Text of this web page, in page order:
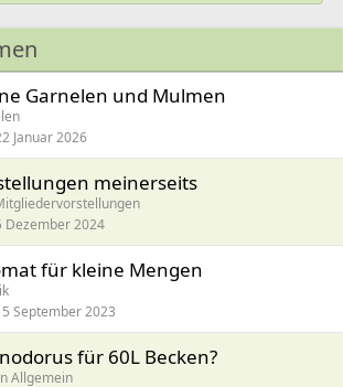
Garnelen und Mulmen
Januar 2026
meinerseits
Dezember 2024
für kleine Mengen
September 2023
für 60L Becken?
Allgemein